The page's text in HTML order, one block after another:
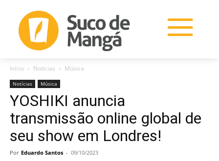
Início Notícias Música
Notícias Música
YOSHIKI anuncia
transmissão online global de
seu show em Londres!
Por Eduardo Santos - 09/10/2023